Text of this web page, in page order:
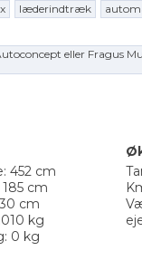
læderindtræk
eller Fragus
452 cm
cm
cm
kg
0 kg